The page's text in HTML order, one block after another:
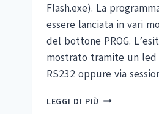
Flash.exe). La
essere lanciata in vari
del bottone PROG.
mostrato tramite un led
RS232 oppure via
LEGGI DI PIÙ SEGGER